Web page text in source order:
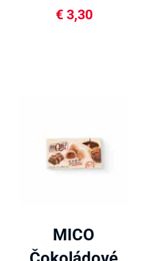
80g
€3,30
MICO